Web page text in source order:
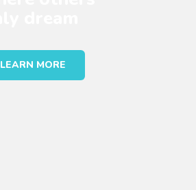
LEARN MORE